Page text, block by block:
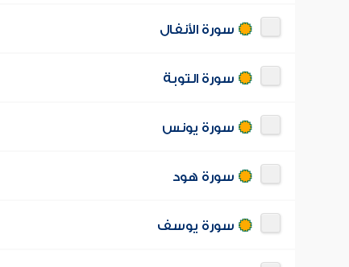
سورة الأنفال
سورة التوبة
سورة يونس
سورة هود
سورة يوسف